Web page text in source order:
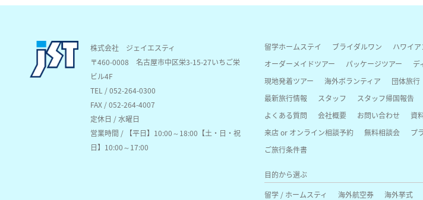
株式会社 ジェイエスティ
〒460-0008名古屋市中区栄3-15-27いちご栄
ビル4F
TEL / 052-264-0300
FAX / 052-264-4007
定休日 / 水曜日
営業時間 / 【平日】10:00～18:00【土・日・祝
日】10:00～17:00
留学ホームステイ ブライダルワン
ハワイ
オーダーメイドツアー
パッケージツアー
デ
現地発着ツアー
海外ボランティア 団体旅行
最新旅行情報
スタッフ スタッフ帰国報告
よくある質問
会社概要 お問い合わせ
資
来店 or オンライン相談予約
無料相談会
プ
ご旅行条件書
目的から選ぶ
留学 / ホームスティ
海外航空券 海外挙式